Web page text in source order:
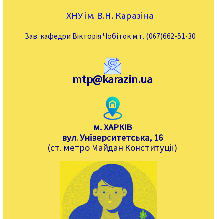
ХНУ ім. В.Н. Каразіна
Зав. кафедри Вікторія Чобіток м.т. (067)662-51-30
mtp@karazin.ua
м. ХАРКІВ
вул. Університетська, 16
(ст. метро Майдан Конституції)